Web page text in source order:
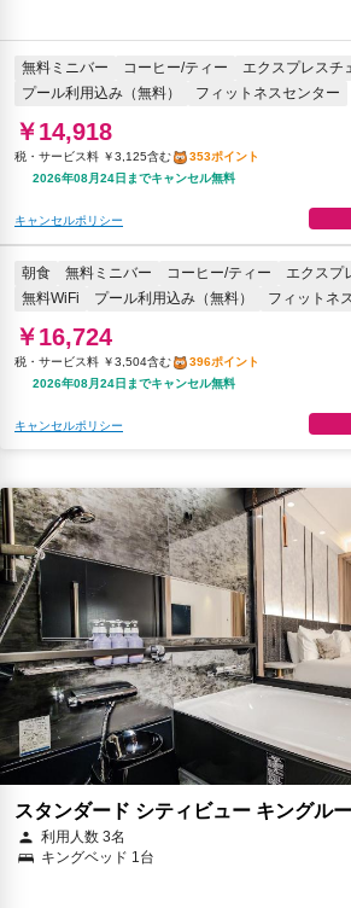
無料ミニバー コーヒー/ティー エクスプレスチ
プール利用込み（無料）
フィットネスセンター
￥14,918
税・サービス料 ￥3,125含む
353ポイント
2026年08月24日までキャンセル無料
キャンセルポリシー
朝食 無料ミニバー コーヒー/ティー
エクスプ
無料WiFi
プール利用込み（無料） フィットネ
￥16,724
税・サービス料 ￥3,504含む
396ポイント
2026年08月24日までキャンセル無料
キャンセルポリシー
スタンダード シティビュー キングル
利用人数 3名
キングベッド 1台